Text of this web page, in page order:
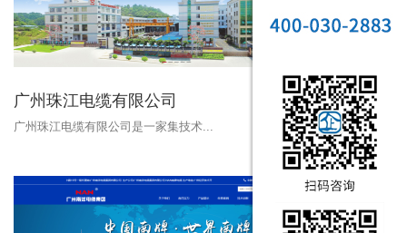
广州珠江电缆有限公司
广州珠江电缆有限公司是一家集技术...